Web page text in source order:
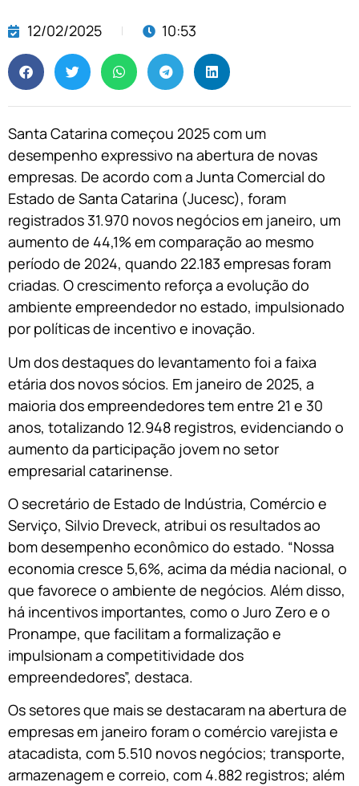
12/02/2025 10:53
Santa Catarina começou 2025 com um
desempenho expressivo na abertura de novas
empresas. De acordo com a Junta Comercial do
Estado de Santa Catarina (Jucesc), foram
registrados 31.970 novos negócios em janeiro, um
aumento de 44,1% em comparação ao mesmo
período de 2024, quando 22.183 empresas foram
criadas. O crescimento reforça a evolução do
ambiente empreendedor no estado, impulsionado
por políticas de incentivo e inovação.
Um dos destaques do levantamento foi a faixa
etária dos novos sócios. Em janeiro de 2025, a
maioria dos empreendedores tem entre 21 e 30
anos, totalizando 12.948 registros, evidenciando o
aumento da participação jovem no setor
empresarial catarinense.
O secretário de Estado de Indústria, Comércio e
Serviço, Silvio Dreveck, atribui os resultados ao
bom desempenho econômico do estado. “Nossa
economia cresce 5,6%, acima da média nacional, o
que favorece o ambiente de negócios. Além disso,
há incentivos importantes, como o Juro Zero e o
Pronampe, que facilitam a formalização e
impulsionam a competitividade dos
empreendedores”, destaca.
Os setores que mais se destacaram na abertura de
empresas em janeiro foram o comércio varejista e
atacadista, com 5.510 novos negócios; transporte,
armazenagem e correio, com 4.882 registros; além